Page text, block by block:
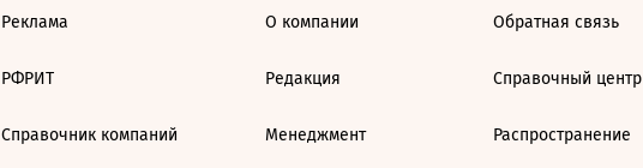
Реклама
РФРИТ
Справочник компаний
О компании
Редакция
Менеджмент
Обратная связь
Справочный центр
Распространение